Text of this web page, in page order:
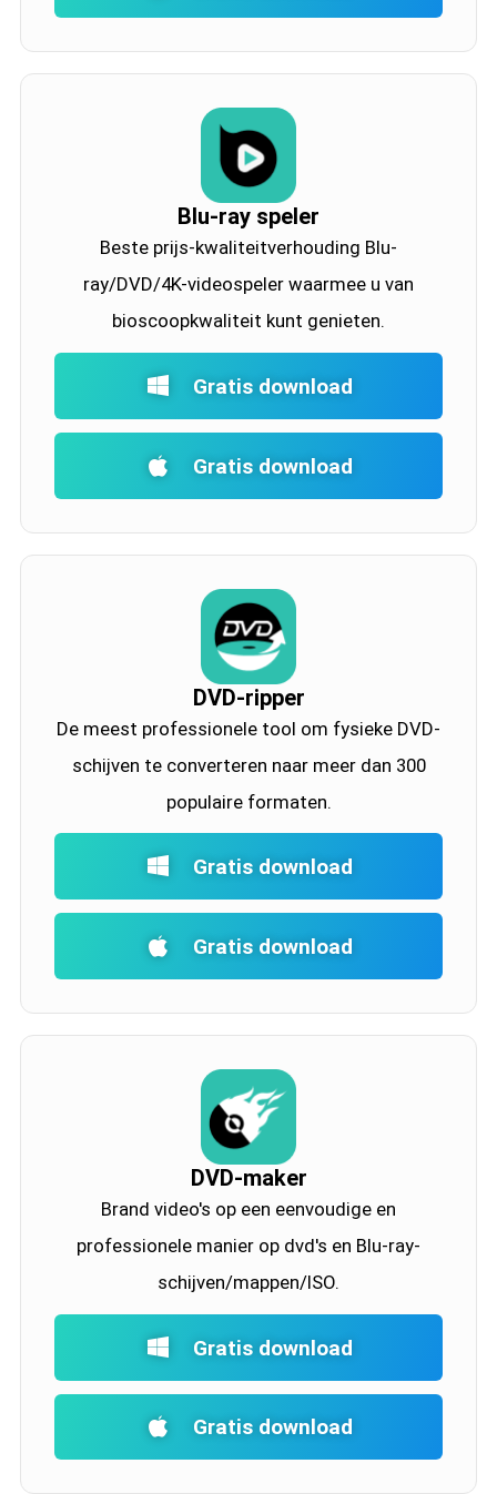
Blu-ray speler
Beste prijs-kwaliteitverhouding Blu-
ray/DVD/4K-videospeler waarmee u van
bioscoopkwaliteit kunt genieten.
Gratis download
Gratis download
DVD-ripper
De meest professionele tool om fysieke DVD-
schijven te converteren naar meer dan 300
populaire formaten.
Gratis download
Gratis download
DVD-maker
Brand video's op een eenvoudige en
professionele manier op dvd's en Blu-ray-
schijven/mappen/ISO.
Gratis download
Gratis download